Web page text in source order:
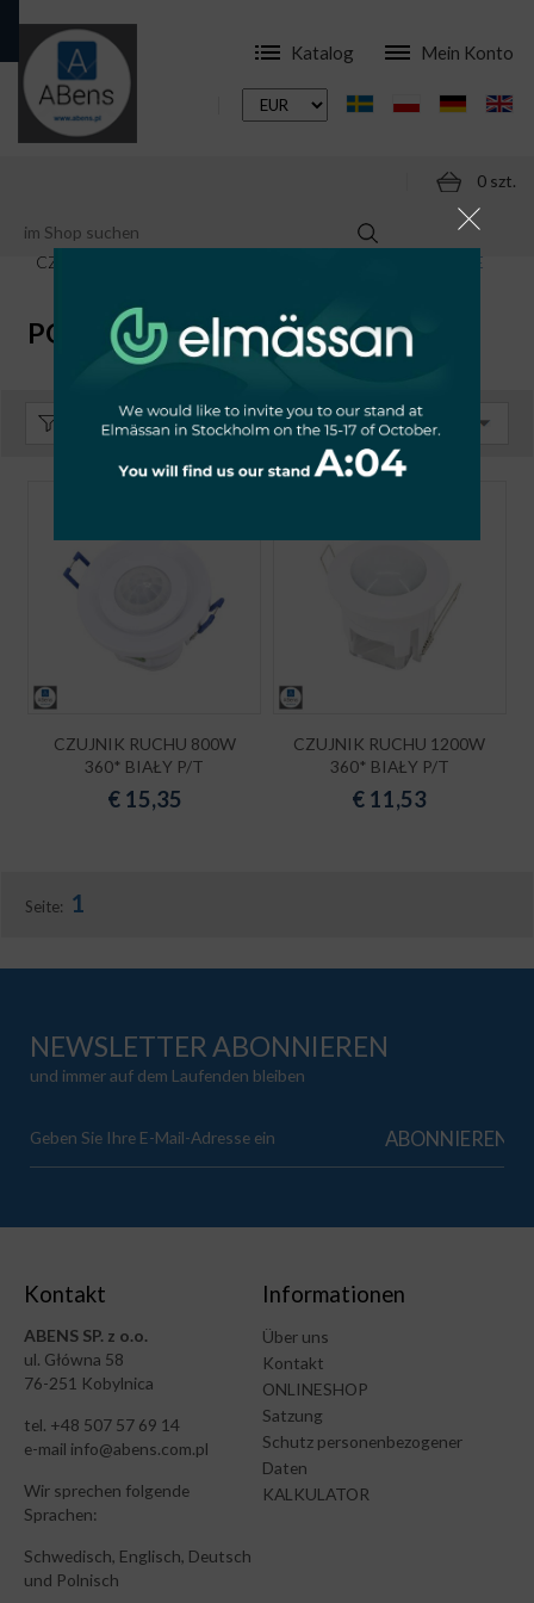
Katalog Mein Konto
0 szt.
ONLINESHOP
CZUJNIKI RUCHU - NA PODCZERWIEŃ
PODTYNKOWE
PODTYNKOWE
Sortieren: Standard
CZUJNIK RUCHU 800W
360* BIAŁY P/T
€ 15,35
CZUJNIK RUCHU 1200W
360* BIAŁY P/T
€ 11,53
Seite: 1
NEWSLETTER ABONNIEREN
und immer auf dem Laufenden bleiben
Kontakt
ABENS SP. z o.o.
ul. Główna 58
76-251 Kobylnica
tel. +48 507 57 69 14
e-mail info@abens.com.pl
Wir sprechen folgende
Sprachen:
Schwedisch, Englisch, Deutsch
und Polnisch
Informationen
Über uns
Kontakt
ONLINESHOP
Satzung
Schutz personenbezogener
Daten
KALKULATOR